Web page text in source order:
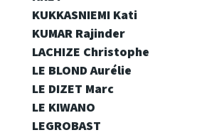
KUKKASNIEMI Kati
KUMAR Rajinder
LACHIZE Christophe
LE BLOND Aurélie
LE DIZET Marc
LE KIWANO
LEGROBAST